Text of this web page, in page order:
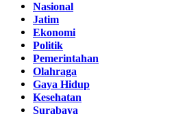
Nasional
Jatim
Ekonomi
Politik
Pemerintahan
Olahraga
Gaya Hidup
Kesehatan
Surabaya